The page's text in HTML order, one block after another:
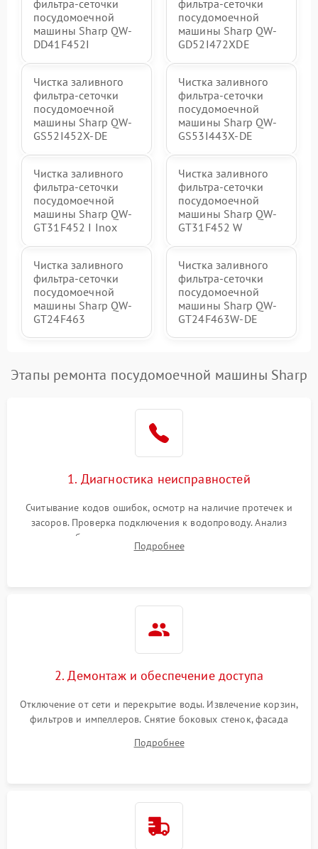
фильтра-сеточки
посудомоечной
машины Sharp QW-
DD41F452I
фильтра-сеточки
посудомоечной
машины Sharp QW-
GD52I472XDE
Чистка заливного
фильтра-сеточки
посудомоечной
машины Sharp QW-
GS52I452X-DE
Чистка заливного
фильтра-сеточки
посудомоечной
машины Sharp QW-
GS53I443X-DE
Чистка заливного
фильтра-сеточки
посудомоечной
машины Sharp QW-
GT31F452 I Inox
Чистка заливного
фильтра-сеточки
посудомоечной
машины Sharp QW-
GT31F452 W
Чистка заливного
фильтра-сеточки
посудомоечной
машины Sharp QW-
GT24F463
Чистка заливного
фильтра-сеточки
посудомоечной
машины Sharp QW-
GT24F463W-DE
Этапы ремонта посудомоечной машины Sharp
1. Диагностика неисправностей
Считывание кодов ошибок, осмотр на наличие протечек и
засоров. Проверка подключения к водопроводу. Анализ
жалоб на отсутствие слива, нагрева, вращения
разбрызгивателей или срабатывание системы защиты
Подробнее
2. Демонтаж и обеспечение доступа
Отключение от сети и перекрытие воды. Извлечение корзин,
фильтров и импеллеров. Снятие боковых стенок, фасада
циркуляционному насосу, ТЭНу и сливной помпе.
Подробнее